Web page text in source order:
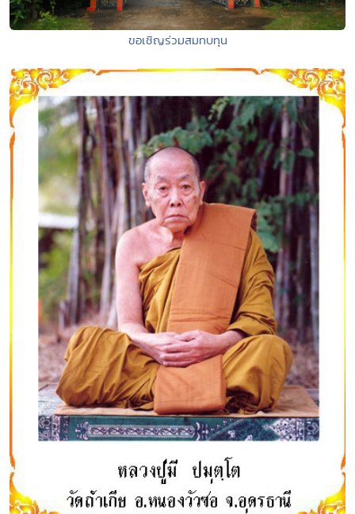
ขอเชิญร่วมสมทบทุน